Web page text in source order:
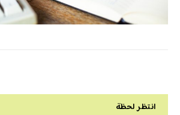
انتظر لحظة